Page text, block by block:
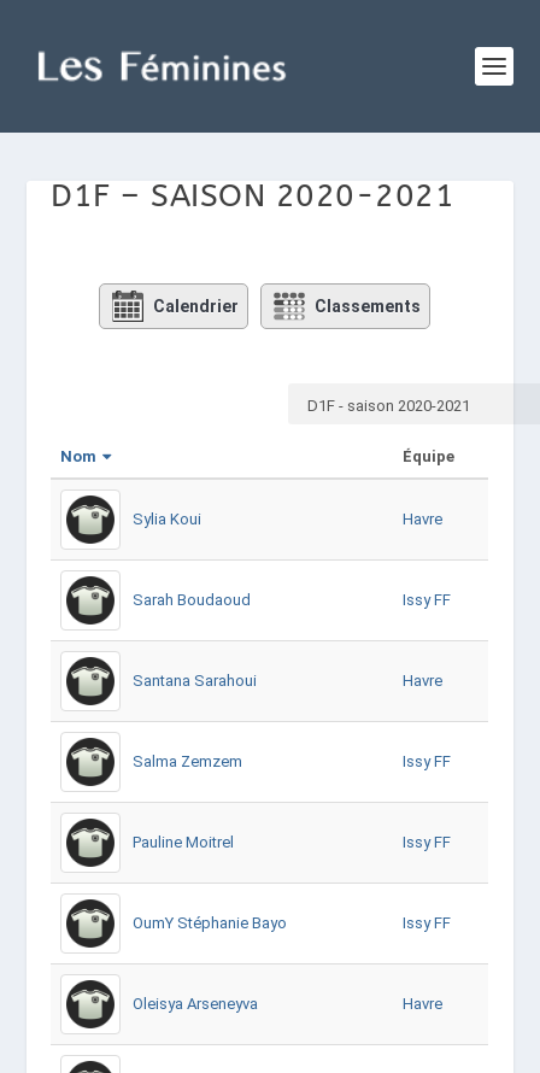
D1F – SAISON 2020-2021
Calendrier Classements
Nom Équipe
Sylia Koui Havre
Sarah Boudaoud Issy FF
Santana Sarahoui Havre
Salma Zemzem Issy FF
Pauline Moitrel Issy FF
OumY Stéphanie Bayo Issy FF
Oleisya Arseneyva Havre